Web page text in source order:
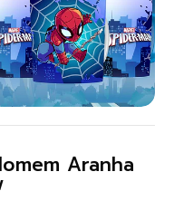
Aranha